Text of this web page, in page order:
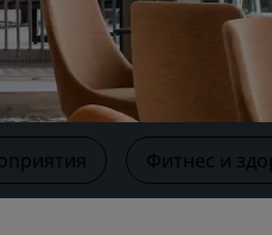
Забронировать
мероприятия
Запросить ценовое
предложение
Направления для
мероприятий
Отраслевые решения
Фитнес и